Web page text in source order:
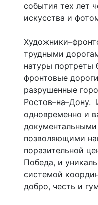
события тех лет
искусства и
трудными
натуры
фронтовые
разрушенные
Ростов–на–Дону.
одновременно и
позволяющими
поразительной
Победа, и
системой
добро, честь и